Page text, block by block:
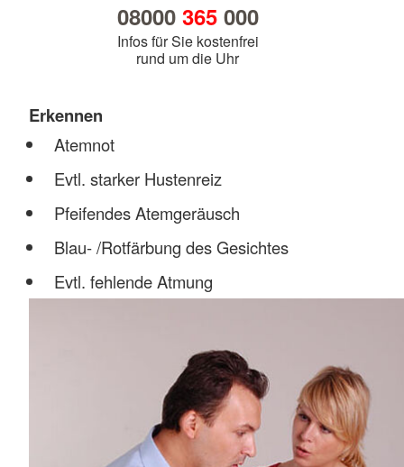
08000 365000
Infos für Sie kostenfrei
rund um die Uhr
Erkennen
Atemnot
Evtl. starker Hustenreiz
Pfeifendes Atemgeräusch
Blau- /Rotfärbung des Gesichtes
Evtl. fehlende Atmung